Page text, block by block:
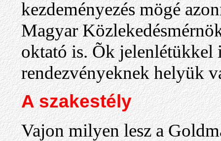
kezdeményezés mögé
Magyar
oktató is. Õk jelenlétükkel
rendezvényeknek helyük
A szakestély
Vajon milyen lesz a